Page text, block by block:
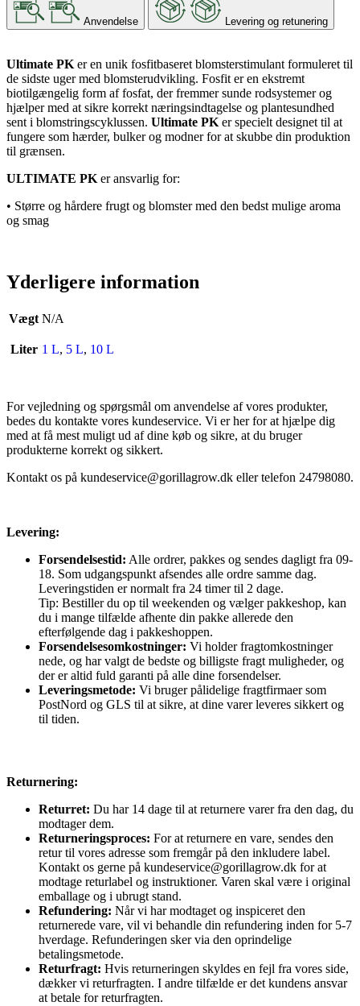
Anvendelse Levering og retunering
Ultimate PK er en unik fosfitbaseret blomsterstimulant formuleret til
de sidste uger med blomsterudvikling. Fosfit er en ekstremt
biotilgængelig form af fosfat, der fremmer sunde rodsystemer og
hjælper med at sikre korrekt næringsindtagelse og plantesundhed
sent i blomstringscyklussen. Ultimate PK er specielt designet til at
fungere som hærder, bulker og modner for at skubbe din produktion
til grænsen.
ULTIMATE PK er ansvarlig for:
• Større og hårdere frugt og blomster med den bedst mulige aroma
og smag
Yderligere information
Vægt N/A
Liter 1 L, 5 L, 10 L
For vejledning og spørgsmål om anvendelse af vores produkter,
bedes du kontakte vores kundeservice. Vi er her for at hjælpe dig
med at få mest muligt ud af dine køb og sikre, at du bruger
produkterne korrekt og sikkert.
Kontakt os på kundeservice@gorillagrow.dk eller telefon 24798080.
Levering:
Forsendelsestid: Alle ordrer, pakkes og sendes dagligt fra 09-
18. Som udgangspunkt afsendes alle ordre samme dag.
Leveringstiden er normalt fra 24 timer til 2 dage.
Tip: Bestiller du op til weekenden og vælger pakkeshop, kan
du i mange tilfælde afhente din pakke allerede den
efterfølgende dag i pakkeshoppen.
Forsendelsesomkostninger: Vi holder fragtomkostninger
nede, og har valgt de bedste og billigste fragt muligheder, og
der er altid fuld garanti på alle dine forsendelser.
Leveringsmetode: Vi bruger pålidelige fragtfirmaer som
PostNord og GLS til at sikre, at dine varer leveres sikkert og
til tiden.
Returnering:
Returret: Du har 14 dage til at returnere varer fra den dag, du
modtager dem.
Returneringsproces: For at returnere en vare, sendes den
retur til vores adresse som fremgår på den inkludere label.
Kontakt os gerne på kundeservice@gorillagrow.dk for at
modtage returlabel og instruktioner. Varen skal være i original
emballage og i ubrugt stand.
Refundering: Når vi har modtaget og inspiceret den
returnerede vare, vil vi behandle din refundering inden for 5-7
hverdage. Refunderingen sker via den oprindelige
betalingsmetode.
Returfragt: Hvis returneringen skyldes en fejl fra vores side,
dækker vi returfragten. I andre tilfælde er det kundens ansvar
at betale for returfragten.